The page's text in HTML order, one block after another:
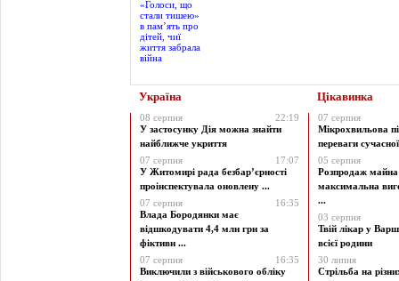
Україна Цікавинка
08 серпня
22:19
У застосунку Дія можна знайти
найближче укриття
07 серпня
17:07
У Житомирі рада безбар’єрності
проінспектувала оновлену ...
07 серпня
16:35
Влада Бородянки має
відшкодувати 4,4 млн грн за
фіктивн ...
07 серпня
16:35
Виключили з військового обліку
07 серпня
Мікрохвильова
переваги
05 серпня
Розпродаж майна
максимальна
...
03 серпня
Твій лікар у
всієї родини
30 липня
Стрільба на